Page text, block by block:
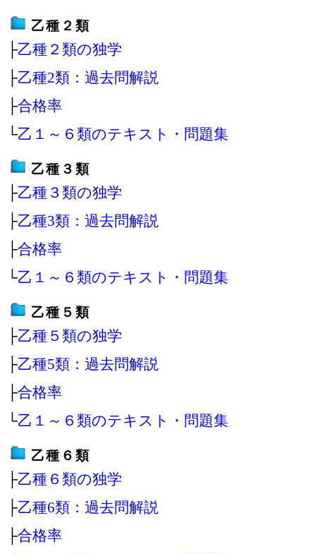
乙種２類
├乙種２類の独学
├乙種2類：過去問解説
├合格率
└乙１～６類のテキスト・問題集
乙種３類
├乙種３類の独学
├乙種3類：過去問解説
├合格率
└乙１～６類のテキスト・問題集
乙種５類
├乙種５類の独学
├乙種5類：過去問解説
├合格率
└乙１～６類のテキスト・問題集
乙種６類
├乙種６類の独学
├乙種6類：過去問解説
├合格率